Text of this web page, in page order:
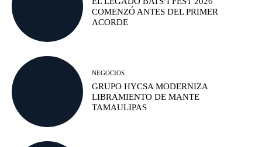
COMENZÓ ANTES DEL PRIMER
ACORDE
NEGOCIOS
GRUPO HYCSA MODERNIZA
LIBRAMIENTO DE MANTE
TAMAULIPAS